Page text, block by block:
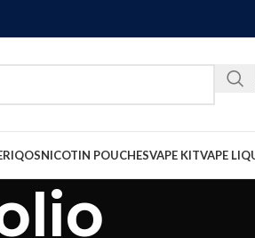
Call
IQOSNICOTIN POUCHESVAPE KITVAPE